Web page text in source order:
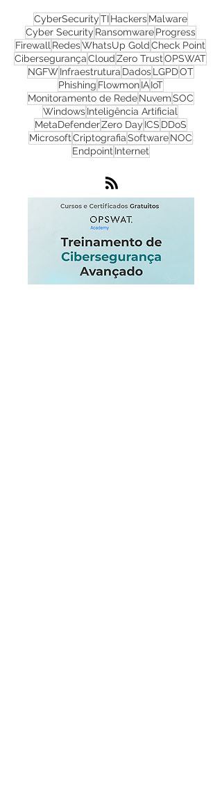
CyberSecurityTIHackersMalware
Cyber SecurityRansomwareProgress
FirewallRedesWhatsUp GoldCheck Point
CibersegurançaCloudZero TrustOPSWAT
NGFWInfraestruturaDadosLGPDOT
PhishingFlowmonIAIoT
Monitoramento de RedeNuvemSOC
WindowsInteligência Artificial
MetaDefenderZero DayICS
EndpointInternet